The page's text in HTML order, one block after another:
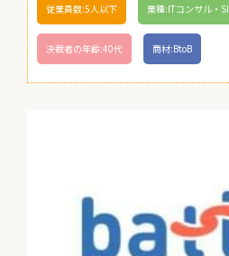
従業員数:5人以下 業種:ITコンサル・SI
決裁者の年齢:40代 商材:BtoB